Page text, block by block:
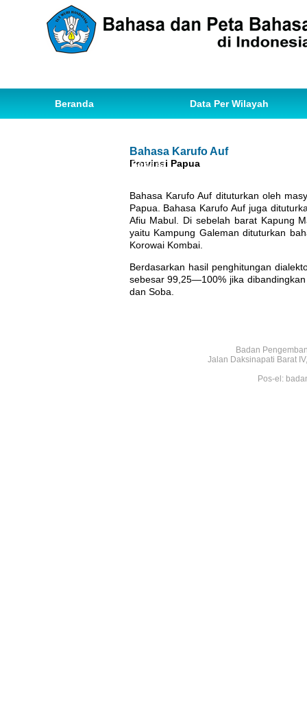
Beranda Data Per Wilayah
Ihwal Pemetaan Bahasa
Bahasa Karufo Auf
Provinsi Papua
Bahasa Karufo Auf dituturkan oleh
Papua. Bahasa Karufo Auf juga
Afiu Mabul. Di sebelah barat Kapung
yaitu Kampung Galeman dituturkan
Korowai Kombai.
Berdasarkan hasil penghitungan
sebesar 99,25—100% jika
dan Soba.
Badan
Jalan Daksinapati Barat
Pos-el: